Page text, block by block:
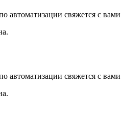
автоматизации свяжется с вами
автоматизации свяжется с вами